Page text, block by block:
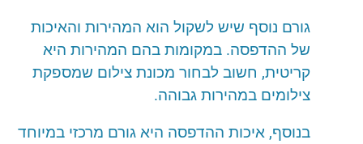
גורם נוסף שיש לשקול הוא המהירות והאיכות
של ההדפסה. במקומות בהם המהירות היא
קריטית, חשוב לבחור מכונת צילום שמספקת
צילומים במהירות גבוהה.
בנוסף, איכות ההדפסה היא גורם מרכזי במיוחד